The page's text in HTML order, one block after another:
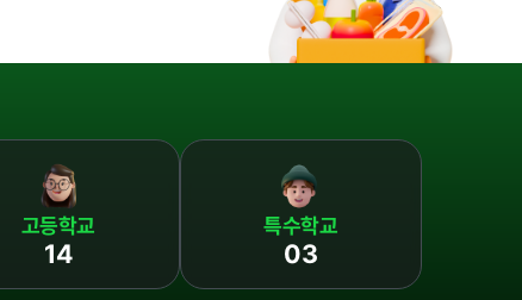
고등학교
14
특수학교
03